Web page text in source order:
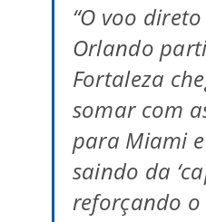
“O voo
Orlando
Fortaleza
somar com
para Miami
saindo da
reforçando o